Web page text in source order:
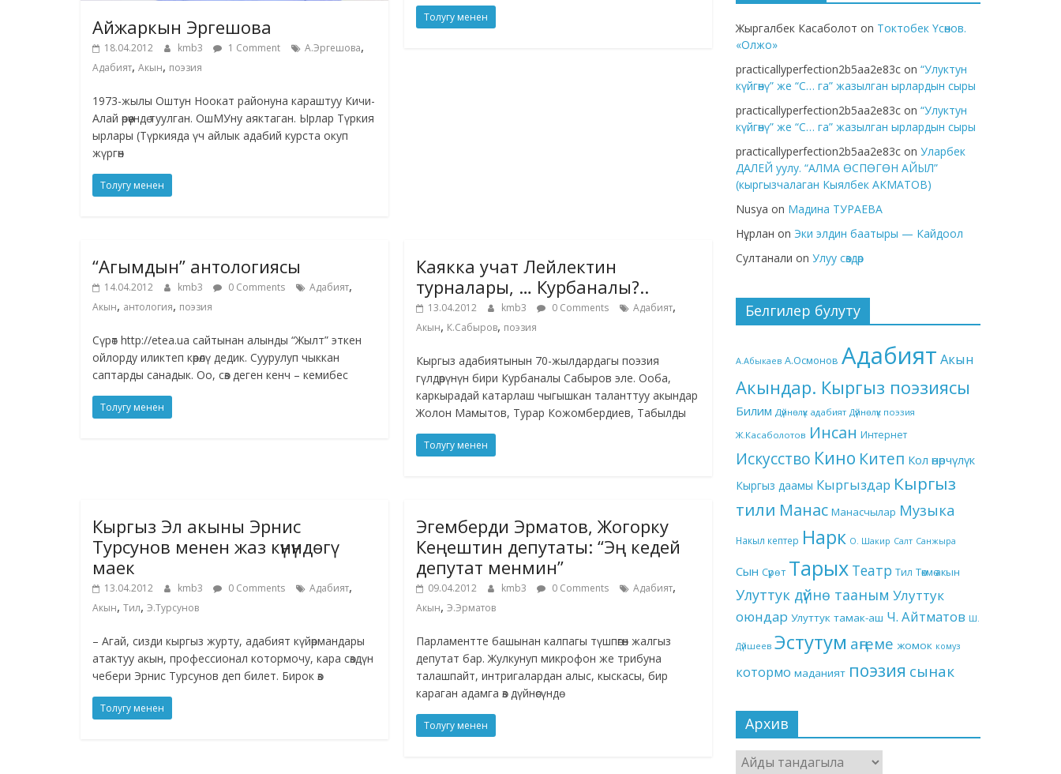
Айжаркын Эргешова
18.04.2012 kmb3 1 Comment А.Эргешова,
Адабият, Акын, поэзия
1973-жылы Оштун Ноокат районуна караштуу Кичи-
Алай өрөөүндө туулган. ОшМУну аяктаган. Ырлар Түркия
ырлары (Түркияда үч айлык адабий курста окуп
жүргөн
Толугу менен
Толугу менен
“Агымдын” антологиясы
14.04.2012 kmb3 0 Comments Адабият,
Акын, антология, поэзия
Сүрөт http://etea.ua сайтынан алынды “Жылт” эткен
ойлорду иликтеп көрөлү дедик. Суурулуп чыккан
саптарды санадык. Оо, сөз деген кенч – кемибес
Толугу менен
Каякка учат Лейлектин
турналары, … Курбаналы?..
13.04.2012 kmb3 0 Comments Адабият,
Акын, К.Сабыров, поэзия
Кыргыз адабиятынын 70-жылдардагы поэзия
гүлдөрүнүн бири Курбаналы Сабыров эле. Ооба,
каркырадай катарлаш чыгышкан таланттуу акындар
Жолон Мамытов, Турар Кожомбердиев, Табылды
Толугу менен
Кыргыз Эл акыны Эрнис
Турсунов менен жаз күнүндөгү
маек
13.04.2012 kmb3 0 Comments Адабият,
Акын, Тил, Э.Турсунов
– Агай, сизди кыргыз журту, адабият күйөрмандары
атактуу акын, профессионал котормочу, кара сөздүн
чебери Эрнис Турсунов деп билет. Бирок өз
Толугу менен
Эгемберди Эрматов, Жогорку
Кеңештин депутаты: “Эң кедей
депутат менмин”
09.04.2012 kmb3 0 Comments Адабият,
Акын,Э.Эрматов
Парламентте башынан калпагы түшпөгөн жалгыз
депутат бар. Жулкунуп микрофон же трибуна
талашпайт, интригалардан алыс, кыскасы, бир
караган адамга өз дүйнөсүндө
Толугу менен
Жыргалбек Касаболот on Токтобек Үсөнов.
«Олжо»
practicallyperfection2b5aa2e83c on “Улуктун
күйгөнү” же “С… га” жазылган ырлардын сыры
practicallyperfection2b5aa2e83c on “Улуктун
күйгөнү” же “С… га” жазылган ырлардын сыры
practicallyperfection2b5aa2e83c on Уларбек
ДАЛЕЙ уулу. “АЛМА ӨСПӨГӨН АЙЫЛ”
(кыргызчалаган Кыялбек АКМАТОВ)
Nusya on Мадина ТУРАЕВА
Нұрлан on Эки элдин баатыры — Кайдоол
Султанали on Улуу сөздөр
Белгилер булуту
А.Абыкаев А.Осмонов Адабият Акын
Акындар. Кыргыз поэзиясы
Билим Дүйнөлүк адабият Дүйнөлүк поэзия
Ж.Касаболотов Инсан Интернет
Искусство Кино Китеп Кол өнөрчүлүк
Кыргыз даамы Кыргыздар Кыргыз
тили Манас Манасчылар Музыка
Накыл кептер Нарк О. Шакир Салт Санжыра
Сын Сүрөт Тарых Театр Тил Төкмө акын
Улуттук дүйнө тааным Улуттук
оюндар Улуттук тамак-аш Ч. Айтматов Ш.
Дүйшеев Эстутум аңгеме жомок комуз
котормо маданият поэзия сынак
Архив
Архив